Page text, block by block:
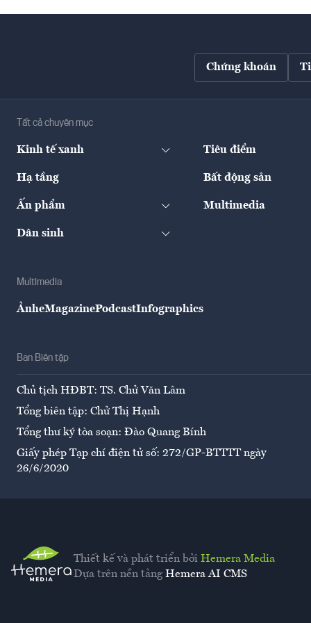
Chứng khoán
Tất cả chuyên mục
Kinh tế xanh Tiêu điểm
Hạ tầng Bất động sản
Ấn phẩm Multimedia
Dân sinh
Multimedia
ẢnheMagazinePodcastInfographics
Ban Biên tập
Chủ tịch HĐBT: TS. Chử Văn Lâm
Tổng biên tập: Chử Thị Hạnh
Tổng thư ký tòa soạn: Đào Quang Bính
Giấy phép Tạp chí điện tử số: 272/GP-BTTTT ngày
26/6/2020
Thiết kế và phát triển bởi Hemera Media
Dựa trên nền tảng Hemera AI CMS